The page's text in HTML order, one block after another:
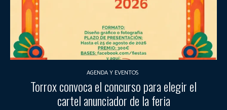
AGENDA Y EVENTOS
Torrox convoca el concurso para elegir el
cartel anunciador de la feria